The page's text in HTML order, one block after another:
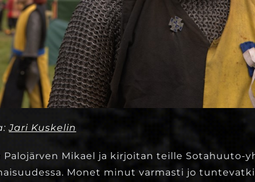
Jari Kuskelin
Palojärven Mikael ja kirjoitan teille Sotahuuto-
Monet minut varmasti jo